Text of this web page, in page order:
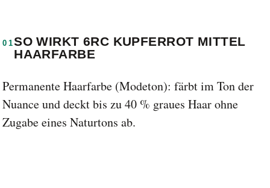
01SO WIRKT 6RC KUPFERROT MITTEL
HAARFARBE
Permanente Haarfarbe (Modeton): färbt im Ton der
Nuance und deckt bis zu 40 % graues Haar ohne
Zugabe eines Naturtons ab.